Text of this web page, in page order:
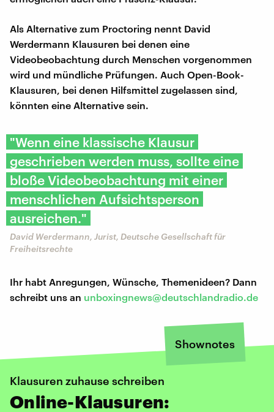
Als Alternative zum Proctoring nennt David
Werdermann Klausuren bei denen eine
Videobeobachtung durch Menschen vorgenommen
wird und mündliche Prüfungen. Auch Open-Book-
Klausuren, bei denen Hilfsmittel zugelassen sind,
könnten eine Alternative sein.
"Wenn eine klassische Klausur
geschrieben werden muss, sollte eine
bloße Videobeobachtung mit einer
menschlichen Aufsichtsperson
ausreichen."
David Werdermann, Jurist, Deutsche Gesellschaft für
Freiheitsrechte
Ihr habt Anregungen, Wünsche, Themenideen? Dann
schreibt uns an unboxingnews@deutschlandradio.de
Shownotes
Klausuren zuhause schreiben
Online-Klausuren: